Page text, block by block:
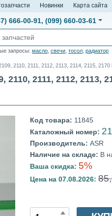
Новинки Карта сайта
666-00-91, (099) 660-03-61
запросы: масло свечи тосол радиатор
2110, 2111, 2112, 2113, 2114, 2115,
2111, 2112, 2113,
Код товара: 11845
Каталожный номер:
Производитель: ASR
Наличие на складе: В
Ваша скидка: 5%
Цена на 07.08.2026: